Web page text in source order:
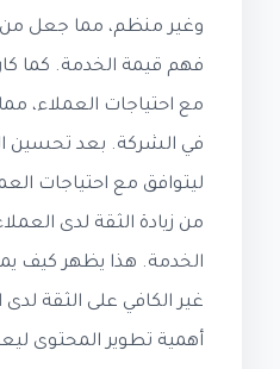
وغير منظم، مما جعل
فهم قيمة الخدمة. كما
مع احتياجات العملاء،
في الشركة. بعد تحسين
ليتوافق مع احتياجات
من زيادة الثقة لدى
الخدمة. هذا يظهر كيف
غير الكافي على الثقة لدى
أهمية تطوير المحتوى